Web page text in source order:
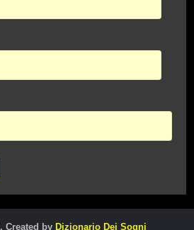
Created by Dizionario Dei Sogni